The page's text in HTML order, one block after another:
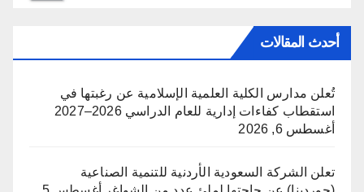
أحدث المقالات
تُعلن مدارس الكلية العلمية الإسلامية عن رغبتها في
استقطاب كفاءات إدارية للعام الدراسي 2026–2027
أغسطس 6, 2026
تعلن الشركة السعودية الأردنية للتنمية الصناعية